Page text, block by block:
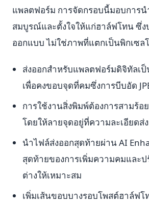
แพลตฟอร์ม การจัดกรอบนี้มอบการน
สมบูรณ์และตั้งใจให้แก่ฮาล์ฟโทน ซึ่ง
ออกแบบ ไม่ใช่ภาพที่แตกเป็นพิกเซล
ส่งออกสำหรับแพลตฟอร์มดิจิทัลเป็
เพื่อคงขอบจุดที่คมซึ่งการบีบอัด
การใช้งานสิ่งพิมพ์ต้องการสามร้อ
โดยให้ลายจุดอยู่ที่ความละเอียดส่
นำไฟล์ส่งออกสุดท้ายผ่าน AI
สุดท้ายของการเพิ่มความคมและ
ต่างให้เหมาะสม
เพิ่มเส้นขอบบางรอบโพสต์ฮาล์ฟ